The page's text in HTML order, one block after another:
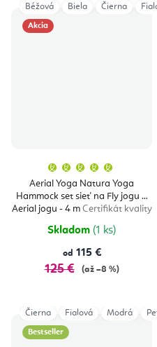
Akcia
Aerial Yoga Natura Yoga
Hammock set sieť na Fly jogu a
Aerial jogu - 4 m Certifikát kvality
produktu
je
5,0
z
5
Skladom (1 ks)
od 115 €
125 € (až –8 %)
Béžová Biela Čierna
Bestseller
Čierna Fialová Modrá